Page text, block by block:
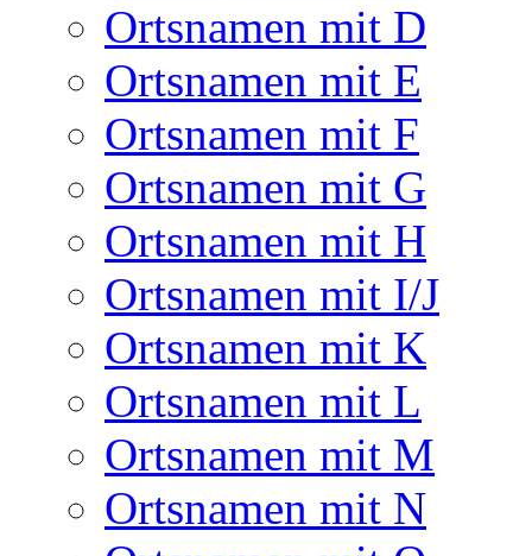
Ortsnamen mit D
Ortsnamen mit E
Ortsnamen mit F
Ortsnamen mit G
Ortsnamen mit H
Ortsnamen mit I/J
Ortsnamen mit K
Ortsnamen mit L
Ortsnamen mit M
Ortsnamen mit N